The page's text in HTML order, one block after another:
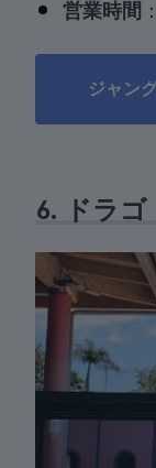
営業時間
ジャン
6. ドラゴ